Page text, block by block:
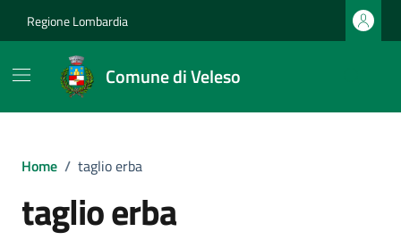
Regione Lombardia
Comune di Veleso
Home / taglio erba
taglio erba